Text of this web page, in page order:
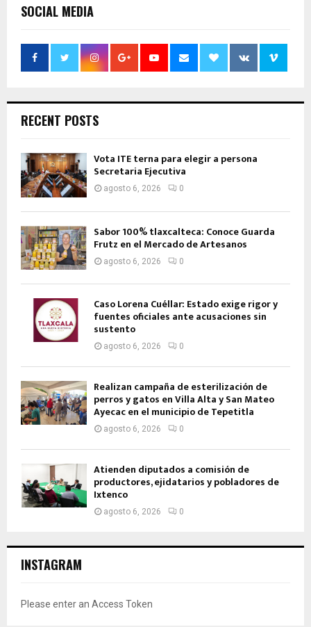
SOCIAL MEDIA
RECENT POSTS
Vota ITE terna para elegir a persona
Secretaria Ejecutiva
agosto 6, 2026 0
Sabor 100% tlaxcalteca: Conoce Guarda
Frutz en el Mercado de Artesanos
agosto 6, 2026 0
Caso Lorena Cuéllar: Estado exige rigor y
fuentes oficiales ante acusaciones sin
sustento
agosto 6, 2026 0
Realizan campaña de esterilización de
perros y gatos en Villa Alta y San Mateo
Ayecac en el municipio de Tepetitla
agosto 6, 2026 0
Atienden diputados a comisión de
productores, ejidatarios y pobladores de
Ixtenco
agosto 6, 2026 0
INSTAGRAM
Please enter an Access Token